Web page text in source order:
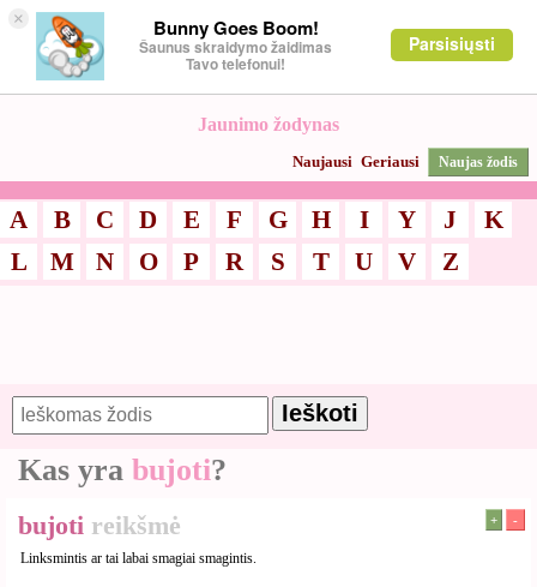
× Bunny Goes Boom!
Šaunus skraidymo žaidimas
Tavo telefonui!
Parsisiųsti
Jaunimo žodynas
Naujausi Geriausi Naujas žodis
A B C D E F G H I Y J
K
L
M N O P R S T U V Z
Kas yra bujoti?
bujoti reikšmė + -
Linksmintis ar tai labai smagiai smagintis.